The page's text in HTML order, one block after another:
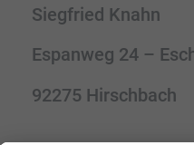
Siegfried Knahn
Espanweg 24 –
92275 Hirschbach